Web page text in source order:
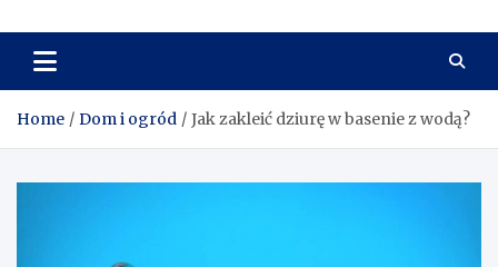
Dom-Magazyn.pl
Home Dom i ogród Jak zakleić dziurę w basenie z wodą?